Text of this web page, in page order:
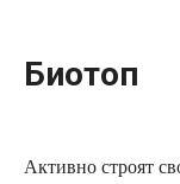
Биотоп
Активно строят